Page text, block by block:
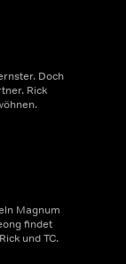
Doch
Rick
Magnum
findet
und TC.